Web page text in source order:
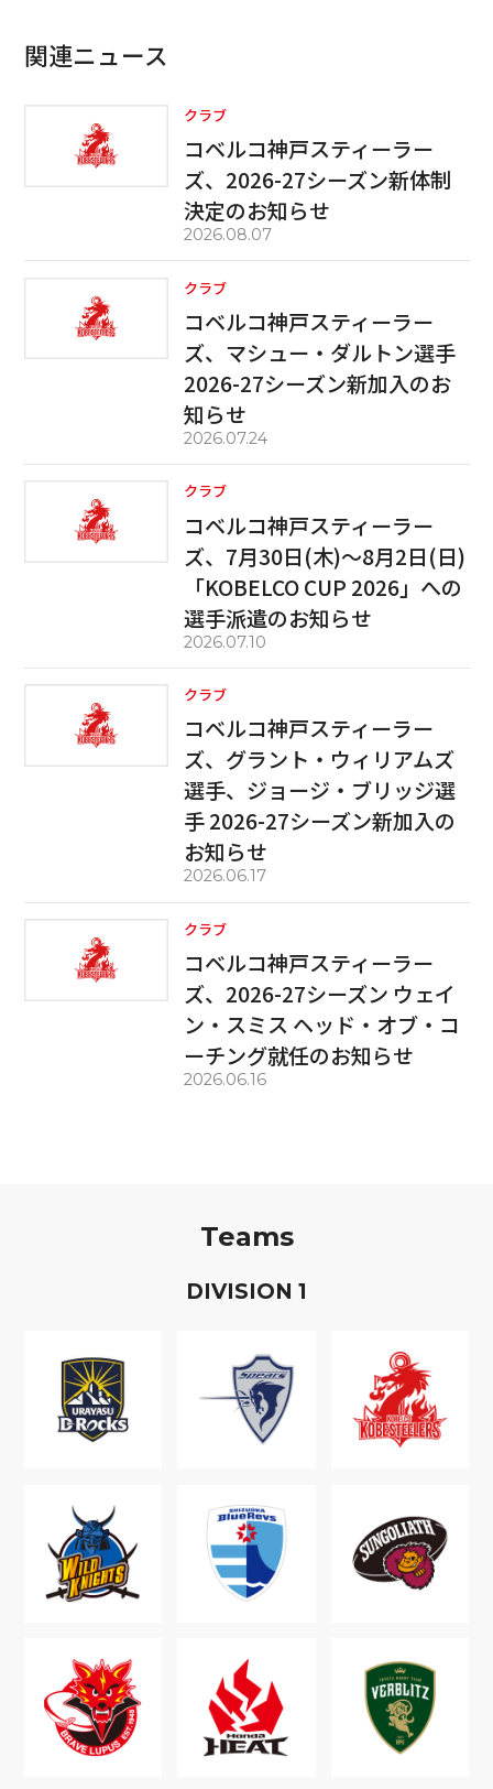
関連ニュース
クラブ
コベルコ神戸スティーラー
ズ、2026-27シーズン新体制
決定のお知らせ
2026.08.07
クラブ
コベルコ神戸スティーラー
ズ、マシュー・ダルトン選手
2026-27シーズン新加入のお
知らせ
2026.07.24
クラブ
コベルコ神戸スティーラー
ズ、7月30日(木)～8月2日(日)
「KOBELCO CUP 2026」への
選手派遣のお知らせ
2026.07.10
クラブ
コベルコ神戸スティーラー
ズ、グラント・ウィリアムズ
選手、ジョージ・ブリッジ選
手 2026-27シーズン新加入の
お知らせ
2026.06.17
クラブ
コベルコ神戸スティーラー
ズ、2026-27シーズン ウェイ
ン・スミス ヘッド・オブ・コ
ーチング就任のお知らせ
2026.06.16
Teams
DIVISION 1